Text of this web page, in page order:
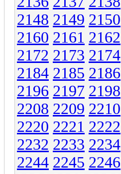
2148 2149 2150
2160 2161 2162
2172 2173 2174
2184 2185 2186
2196 2197 2198
2208 2209 2210
2220 2221 2222
2232 2233 2234
2244 2245 2246